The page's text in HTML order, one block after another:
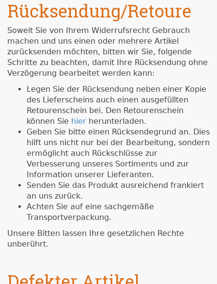
Rücksendung/Retoure
Soweit Sie von Ihrem Widerrufsrecht Gebrauch
machen und uns einen oder mehrere Artikel
zurücksenden möchten, bitten wir Sie, folgende
Schritte zu beachten, damit Ihre Rücksendung ohne
Verzögerung bearbeitet werden kann:
Legen Sie der Rücksendung neben einer Kopie
des Lieferscheins auch einen ausgefüllten
Retourenschein bei. Den Retourenschein
können Sie hier herunterladen.
Geben Sie bitte einen Rücksendegrund an. Dies
hilft uns nicht nur bei der Bearbeitung, sondern
ermöglicht auch Rückschlüsse zur
Verbesserung unseres Sortiments und zur
Information unserer Lieferanten.
Senden Sie das Produkt ausreichend frankiert
an uns zurück.
Achten Sie auf eine sachgemäße
Transportverpackung.
Unsere Bitten lassen Ihre gesetzlichen Rechte
unberührt.